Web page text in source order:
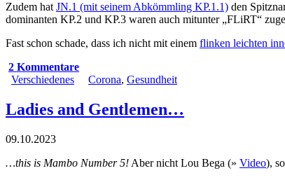
Zudem hat JN.1 (mit seinem Abkömmling KP.1.1) den
dominanten KP.2 und KP.3 waren auch mitunter „FLiRT“
Fast schon schade, dass ich nicht mit einem flinken leichten
2 Kommentare
Verschiedenes
Corona, Gesundheit
Ladies and Gentlemen…
09.10.2023
…this is Mambo Number 5! Aber nicht Lou Bega (» Video),